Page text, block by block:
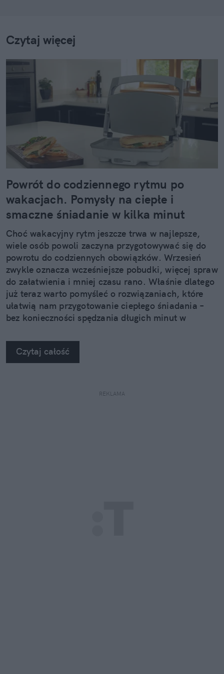
Czytaj więcej
Powrót do codziennego rytmu po
wakacjach. Pomysły na ciepłe i
smaczne śniadanie w kilka minut
Choć wakacyjny rytm jeszcze trwa w najlepsze,
wiele osób powoli zaczyna przygotowywać się do
powrotu do codziennych obowiązków. Wrzesień
zwykle oznacza wcześniejsze pobudki, więcej spraw
do załatwienia i mniej czasu rano. Właśnie dlatego
już teraz warto pomyśleć o rozwiązaniach, które
ułatwią nam przygotowanie ciepłego śniadania –
bez konieczności spędzania długich minut w
Czytaj całość
REKLAMA